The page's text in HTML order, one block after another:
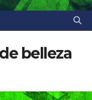
belleza